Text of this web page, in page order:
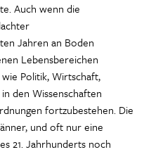
Auch wenn die
Jahren an Boden
Lebensbereichen
Politik, Wirtschaft,
den Wissenschaften
fortzubestehen. Die
und oft nur eine
21. Jahrhunderts noch